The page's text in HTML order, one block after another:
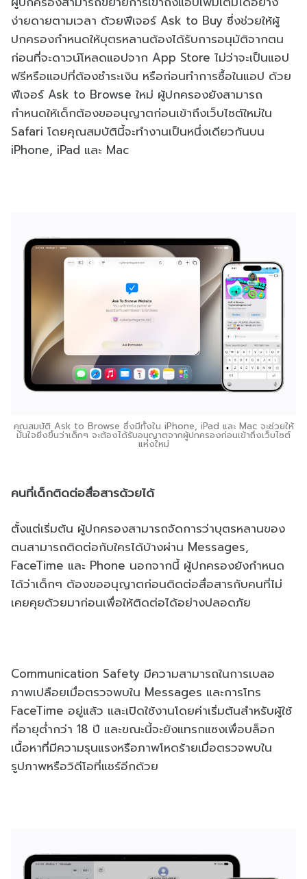
ง่ายดายตามเวลา ด้วยฟีเจอร์ Ask to Buy ซึ่งช่วยให้ผู้
ปกครองกำหนดให้บุตรหลานต้องได้รับการอนุมัติจากตน
ก่อนที่จะดาวน์โหลดแอปจาก App Store ไม่ว่าจะเป็นแอป
ฟรีหรือแอปที่ต้องชำระเงิน หรือก่อนทำการซื้อในแอป ด้วย
ฟีเจอร์ Ask to Browse ใหม่ ผู้ปกครองยังสามารถ
กำหนดให้เด็กต้องขออนุญาตก่อนเข้าถึงเว็บไซต์ใหม่ใน
Safari โดยคุณสมบัตินี้จะทำงานเป็นหนึ่งเดียวกันบน
iPhone, iPad และ Mac
คุณสมบัติ Ask to Browse ซึ่งมีทั้งใน iPhone, iPad และ Mac จะช่วยให้
มั่นใจยิ่งขึ้นว่าเด็กๆ จะต้องได้รับอนุญาตจากผู้ปกครองก่อนเข้าถึงเว็บไซต์
แห่งใหม่
คนที่เด็กติดต่อสื่อสารด้วยได้
ตั้งแต่เริ่มต้น ผู้ปกครองสามารถจัดการว่าบุตรหลานของ
ตนสามารถติดต่อกับใครได้บ้างผ่าน Messages,
FaceTime และ Phone นอกจากนี้ ผู้ปกครองยังกำหนด
ได้ว่าเด็กๆ ต้องขออนุญาตก่อนติดต่อสื่อสารกับคนที่ไม่
เคยคุยด้วยมาก่อนเพื่อให้ติดต่อได้อย่างปลอดภัย
Communication Safety มีความสามารถในการเบลอ
ภาพเปลือยเมื่อตรวจพบใน Messages และการโทร
FaceTime อยู่แล้ว และเปิดใช้งานโดยค่าเริ่มต้นสำหรับผู้ใช้
ที่อายุต่ำกว่า 18 ปี และขณะนี้จะยังแทรกแซงเพื่อบล็อก
เนื้อหาที่มีความรุนแรงหรือภาพโหดร้ายเมื่อตรวจพบใน
รูปภาพหรือวิดีโอที่แชร์อีกด้วย